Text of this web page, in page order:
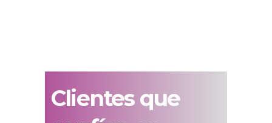
Clientes que